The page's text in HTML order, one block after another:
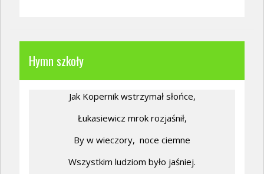
Hymn szkoły
Jak Kopernik wstrzymał słońce,
Łukasiewicz mrok rozjaśnił,
By w wieczory, noce ciemne
Wszystkim ludziom było jaśniej.